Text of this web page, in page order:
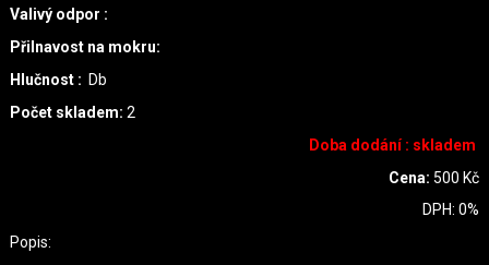
Valivý odpor :
Přilnavost na mokru:
Hlučnost : Db
Počet skladem: 2
Doba dodání : skladem
Cena: 500 Kč
DPH:0%
Popis: